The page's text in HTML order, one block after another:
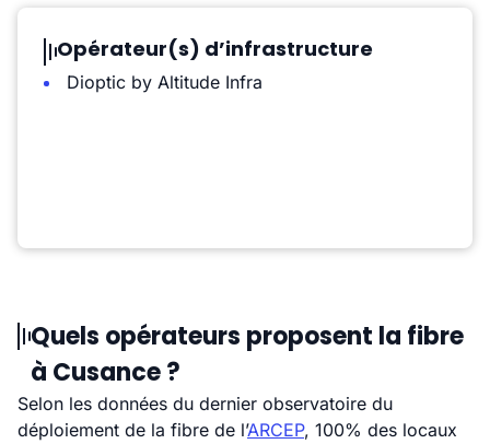
Opérateur(s) d’infrastructure
Dioptic by Altitude Infra
Quels opérateurs proposent la fibre
à Cusance ?
Selon les données du dernier observatoire du
déploiement de la fibre de l’ARCEP, 100% des locaux